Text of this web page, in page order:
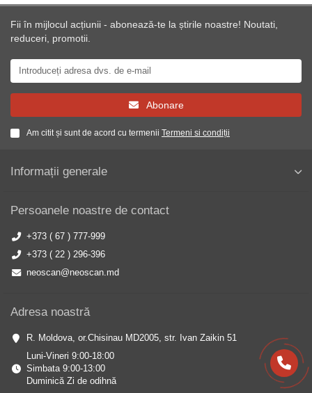
Fii în mijlocul acțiunii - abonează-te la știrile noastre! Noutati,
reduceri, promotii.
Abonare
Am citit și sunt de acord cu termenii Termeni si condiții
Informații generale
Persoanele noastre de contact
+373 ( 67 ) 777-999
+373 ( 22 ) 296-396
neoscan@neoscan.md
Adresa noastră
R. Moldova, or.Chisinau MD2005, str. Ivan Zaikin 51
Luni-Vineri 9:00-18:00
Simbata 9:00-13:00
Duminică Zi de odihnă